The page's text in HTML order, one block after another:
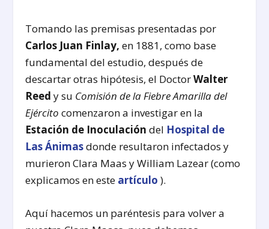
Tomando las premisas presentadas por
Carlos Juan Finlay,en 1881, como base
fundamental del estudio, después de
descartar otras hipótesis, el DoctorWalter
Reed y su Comisión de la Fiebre Amarilla del
Ejército comenzaron a investigar en la
Estación de Inoculación del Hospital de
Las Ánimasdonde resultaron infectados y
murieron Clara Maas y William Lazear (como
explicamos en este artículo).
Aquí hacemos un paréntesis para volver a